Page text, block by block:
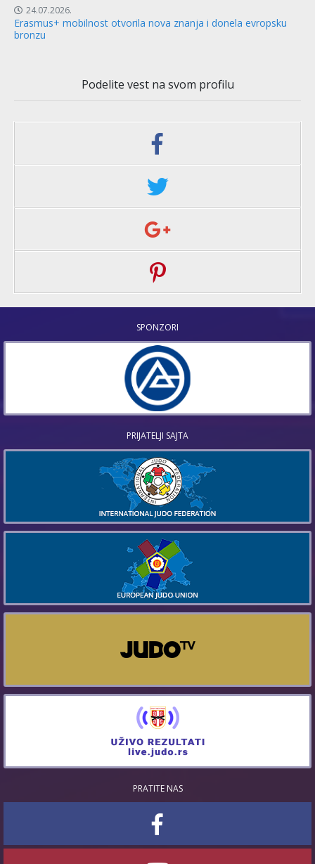
24.07.2026.
Erasmus+ mobilnost otvorila nova znanja i donela evropsku
bronzu
Podelite vest na svom profilu
SPONZORI
PRIJATELJI SAJTA
PRATITE NAS